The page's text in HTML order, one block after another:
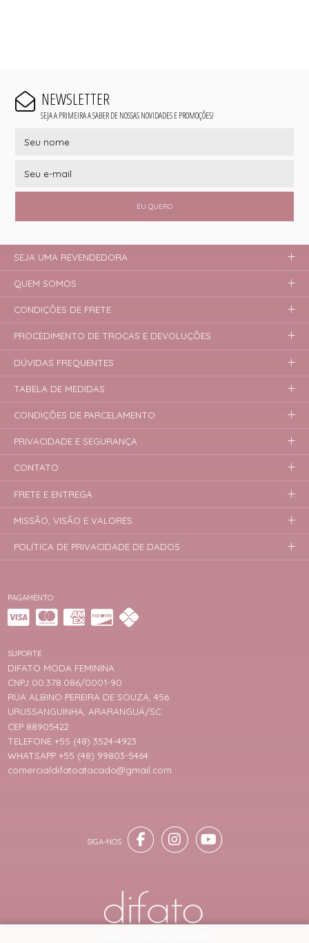
NEWSLETTER
SEJA A PRIMEIRA A SABER DE NOSSAS NOVIDADES E PROMOÇÕES!
EU QUERO
PAGAMENTO
SUPORTE
DIFATO MODA FEMININA
CNPJ 00.378.086/0001-90
RUA ALBINO PEREIRA DE SOUZA, 456
URUSSANGUINHA, ARARANGUÁ/SC
CEP 88905422
TELEFONE +55 (48) 3524-4923
WHATSAPP +55 (48) 99803-5464
comercialdifatoatacado@gmail.com
SEJA UMA REVENDEDORA
QUEM SOMOS
CONDIÇÕES DE FRETE
PROCEDIMENTO DE TROCAS E DEVOLUÇÕES
DÚVIDAS FREQUENTES
TABELA DE MEDIDAS
CONDIÇÕES DE PARCELAMENTO
PRIVACIDADE E SEGURANÇA
CONTATO
FRETE E ENTREGA
MISSÃO, VISÃO E VALORES
POLÍTICA DE PRIVACIDADE DE DADOS